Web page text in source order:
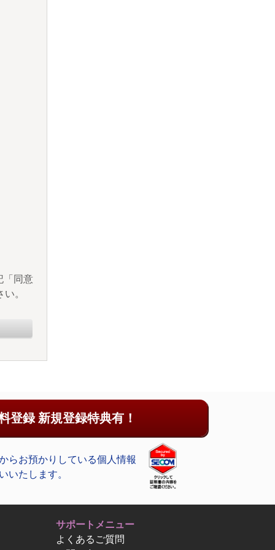
「同意
。
登録 新規登録特典有！
らお預かりしている個人情報
いたします。
サポートメニュー
よくあるご質問